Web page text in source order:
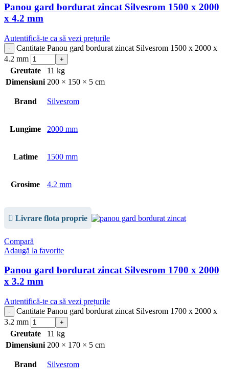
Panou gard bordurat zincat Silvesrom 1500 x 2000
x 4.2 mm
Autentifică-te ca să vezi prețurile
Cantitate Panou gard bordurat zincat Silvesrom 1500 x 2000 x
4.2 mm
Greutate
11 kg
Dimensiuni 200 × 150 × 5 cm
Brand Silvesrom
Lungime 2000 mm
Latime 1500 mm
Grosime 4.2 mm
Livrare flota proprie
Compară
Adaugă la favorite
Panou gard bordurat zincat Silvesrom 1700 x 2000
x 3.2 mm
Autentifică-te ca să vezi prețurile
Cantitate Panou gard bordurat zincat Silvesrom 1700 x 2000 x
3.2 mm
Greutate
11 kg
Dimensiuni 200 × 170 × 5 cm
Brand Silvesrom